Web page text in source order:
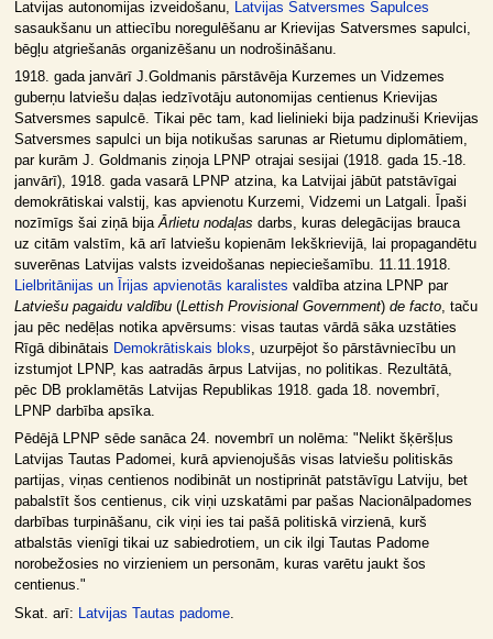
Latvijas autonomijas izveidošanu,
Latvijas Satversmes Sapulces
sasaukšanu un attiecību noregulēšanu ar Krievijas Satversmes sapulci,
bēgļu atgriešanās organizēšanu un nodrošināšanu.
1918. gada janvārī J.Goldmanis pārstāvēja Kurzemes un Vidzemes
guberņu latviešu daļas iedzīvotāju autonomijas centienus Krievijas
Satversmes sapulcē. Tikai pēc tam, kad lielinieki bija padzinuši Krievijas
Satversmes sapulci un bija notikušas sarunas ar Rietumu diplomātiem,
par kurām J. Goldmanis ziņoja LPNP otrajai sesijai (1918. gada 15.-18.
janvārī), 1918. gada vasarā LPNP atzina, ka Latvijai jābūt patstāvīgai
demokrātiskai valstij, kas apvienotu Kurzemi, Vidzemi un Latgali. Īpaši
nozīmīgs šai ziņā bijaĀrlietu nodaļas darbs, kuras delegācijas brauca
uz citām valstīm, kā arī latviešu kopienām Iekškrievijā, lai propagandētu
suverēnas Latvijas valsts izveidošanas nepieciešamību. 11.11.1918.
Lielbritānijas un Īrijas apvienotās karalistes valdība atzina LPNP par
Latviešu pagaidu valdību(Lettish Provisional Government) de facto, taču
jau pēc nedēļas notika apvērsums: visas tautas vārdā sāka uzstāties
Rīgā dibinātais Demokrātiskais bloks, uzurpējot šo pārstāvniecību un
izstumjot LPNP, kas aatradās ārpus Latvijas, no politikas. Rezultātā,
pēc DB proklamētās Latvijas Republikas 1918. gada 18. novembrī,
LPNP darbība apsīka.
Pēdējā LPNP sēde sanāca 24. novembrī un nolēma: "Nelikt šķēršļus
Latvijas Tautas Padomei, kurā apvienojušās visas latviešu politiskās
partijas, viņas centienos nodibināt un nostiprināt patstāvīgu Latviju, bet
pabalstīt šos centienus, cik viņi uzskatāmi par pašas Nacionālpadomes
darbības turpināšanu, cik viņi ies tai pašā politiskā virzienā, kurš
atbalstās vienīgi tikai uz sabiedrotiem, un cik ilgi Tautas Padome
norobežosies no virzieniem un personām, kuras varētu jaukt šos
centienus."
Skat. arī:
Latvijas Tautas padome.